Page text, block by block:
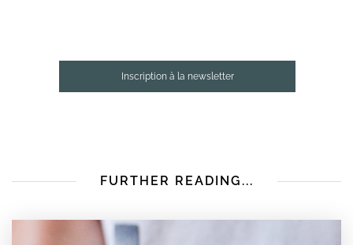
Inscription à la newsletter
FURTHER READING...